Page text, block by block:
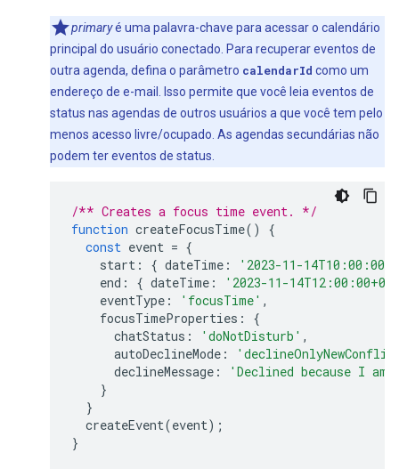
primaryé uma palavra-chave para acessar o calendário
principal do usuário conectado. Para recuperar eventos de
outra agenda, defina o parâmetro calendarId como um
endereço de e-mail. Isso permite que você leia eventos de
status nas agendas de outros usuários a que você tem pelo
menos acesso livre/ocupado. As agendas secundárias não
podem ter eventos de status.
/** Creates a focus time event. */
function createFocusTime()
{
const event = {
start : { dateTime :
'2023-11-
end : { dateTime :
'2023-11-
eventType : 'focusTime' ,
focusTimeProperties :
{
chatStatus : 'doNotDisturb' ,
autoDeclineMode :
declineMessage :
'Declined because I
}
}
createEvent(event);
}